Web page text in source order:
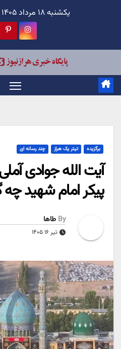
یکشنبه ۱۸ مرداد ۱۴۰۵
برگزیده تیتر یک هراز چند رسانه ای
آیت الله جوادی
پیکر امام شهید
By طاها
تیر ۱۶ ۱۴۰۵